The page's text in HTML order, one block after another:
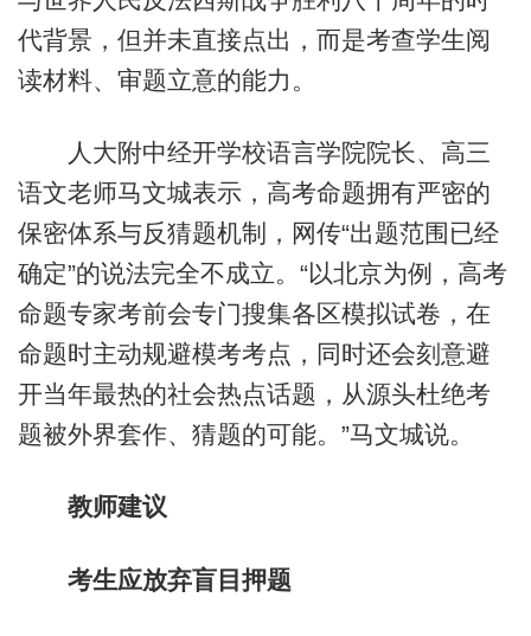
代背景，但并未直接点出，而是考查学生阅
读材料、审题立意的能力。
人大附中经开学校语言学院院长、高三
语文老师马文城表示，高考命题拥有严密的
保密体系与反猜题机制，网传“出题范围已经
确定”的说法完全不成立。“以北京为例，高考
命题专家考前会专门搜集各区模拟试卷，在
命题时主动规避模考考点，同时还会刻意避
开当年最热的社会热点话题，从源头杜绝考
题被外界套作、猜题的可能。”马文城说。
教师建议
考生应放弃盲目押题